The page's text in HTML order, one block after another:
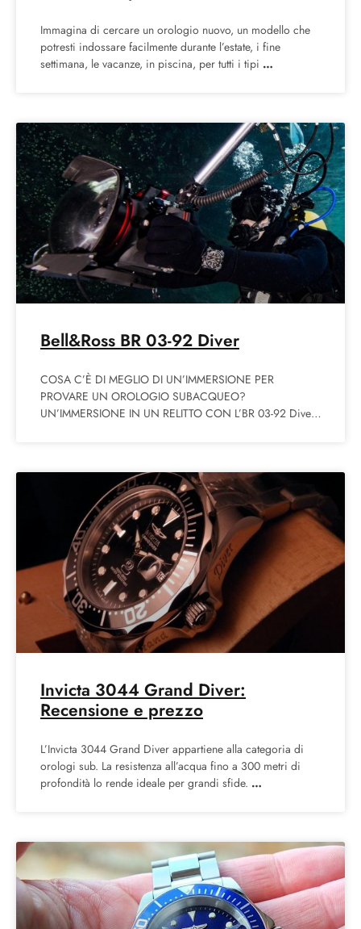
Immagina di cercare un orologio nuovo, un modello che
potresti indossare facilmente durante l’estate, i fine
settimana, le vacanze, in piscina, per tutti i tipi
Bell&Ross BR 03-92 Diver
COSA C’È DI MEGLIO DI UN’IMMERSIONE PER
PROVARE UN OROLOGIO SUBACQUEO?
UN’IMMERSIONE IN UN RELITTO CON L’BR 03-92 Diver
Invicta 3044 Grand Diver:
Recensione e prezzo
L’Invicta 3044 Grand Diver appartiene alla categoria di
orologi sub. La resistenza all’acqua fino a 300 metri di
profondità lo rende ideale per grandi sfide.